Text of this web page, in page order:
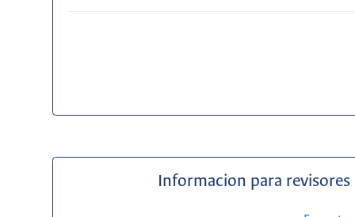
Informacion para revisores